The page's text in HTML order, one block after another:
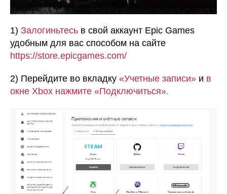
1) Залогиньтесь в свой аккаунт Epic Games
удобным для вас способом на сайте
https://store.epicgames.com/
2) Перейдите во вкладку «Учетные записи» и в
окне Xbox нажмите «Подключиться».